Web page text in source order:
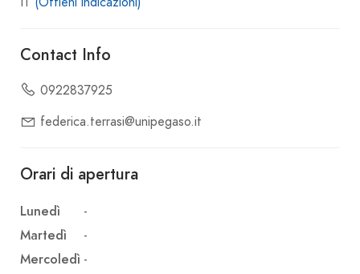
Contact Info
0922837925
federica.terrasi@unipegaso.it
Orari di apertura
Lunedì
-
Martedì
-
Mercoledì -